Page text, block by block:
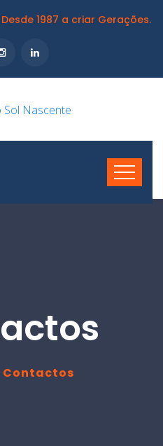
Desde 1987 a criar Gerações.
Contactos